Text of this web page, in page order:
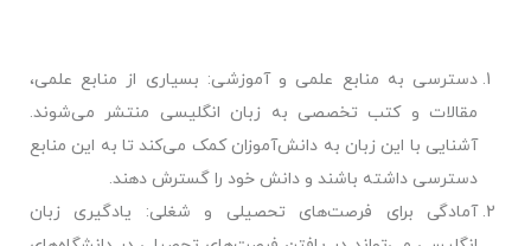
دسترسی به منابع علمی و آموزشی: بسیاری از منابع علمی،
مقالات و کتب تخصصی به زبان انگلیسی منتشر می‌شوند.
آشنایی با این زبان به دانش‌آموزان کمک می‌کند تا به این منابع
دسترسی داشته باشند و دانش خود را گسترش دهند.
آمادگی برای فرصت‌های تحصیلی و شغلی: یادگیری زبان